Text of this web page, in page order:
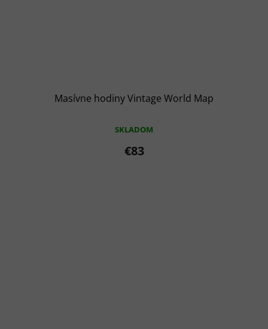
Masívne hodiny Vintage World Map
SKLADOM
€83